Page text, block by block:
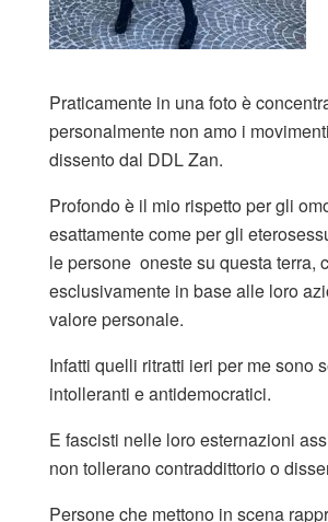
Praticamente in una foto è
personalmente non amo i
dissento dal DDL Zan.
Profondo è il mio rispetto per gli
esattamente come per gli
le persone oneste su questa terra,
esclusivamente in base alle loro
valore personale.
Infatti quelli ritratti ieri per me sono
intolleranti e antidemocratici.
E fascisti nelle loro esternazioni
non tollerano contraddittorio o
Persone che mettono in scena